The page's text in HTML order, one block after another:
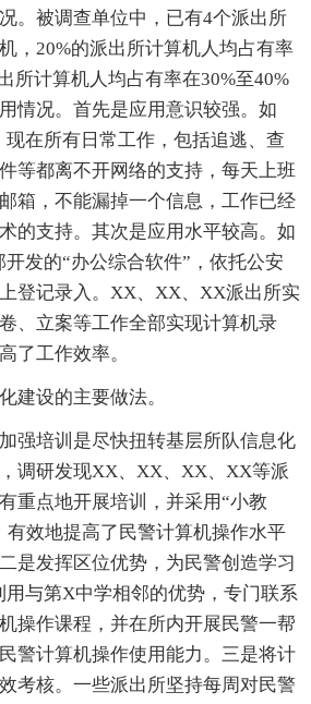
。被调查单位中，已有4个派出所
，20%的派出所计算机人均占有率
所计算机人均占有率在30%至40%
情况。首先是应用意识较强。如
在所有日常工作，包括追逃、查
等都离不开网络的支持，每天上班
箱，不能漏掉一个信息，工作已经
的支持。其次是应用水平较高。如
发的“办公综合软件”，依托公安
登记录入。XX、XX、XX派出所实
、立案等工作全部实现计算机录
了工作效率。
建设的主要做法。
强培训是尽快扭转基层所队信息化
调研发现XX、XX、XX、XX等派
重点地开展培训，并采用“小教
有效地提高了民警计算机操作水平
是发挥区位优势，为民警创造学习
与第X中学相邻的优势，专门联系
操作课程，并在所内开展民警一帮
警计算机操作使用能力。三是将计
考核。一些派出所坚持每周对民警